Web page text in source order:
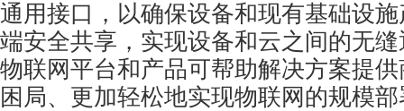
通用接口，以确保设备和现有基础设
端安全共享，实现设备和云之间的无
物联网平台和产品可帮助解决方案提
困局、更加轻松地实现物联网的规模